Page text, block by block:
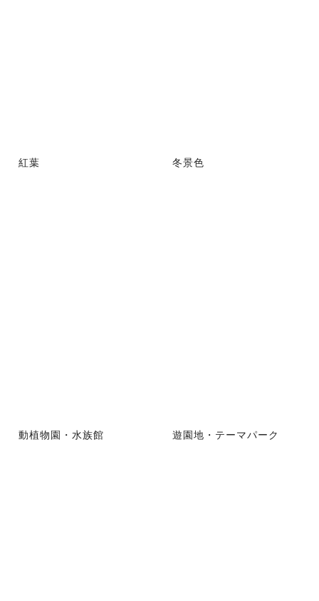
紅葉 冬景色
動植物園・水族館 遊園地・テーマパーク